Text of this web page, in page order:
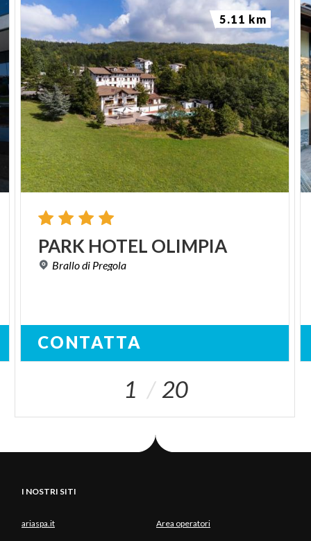
PARK HOTEL OLIMPIA
Brallodi Pregola
CONTATTA
5.11 km
1 20
I NOSTRI SITI
ariaspa.it Area operatori